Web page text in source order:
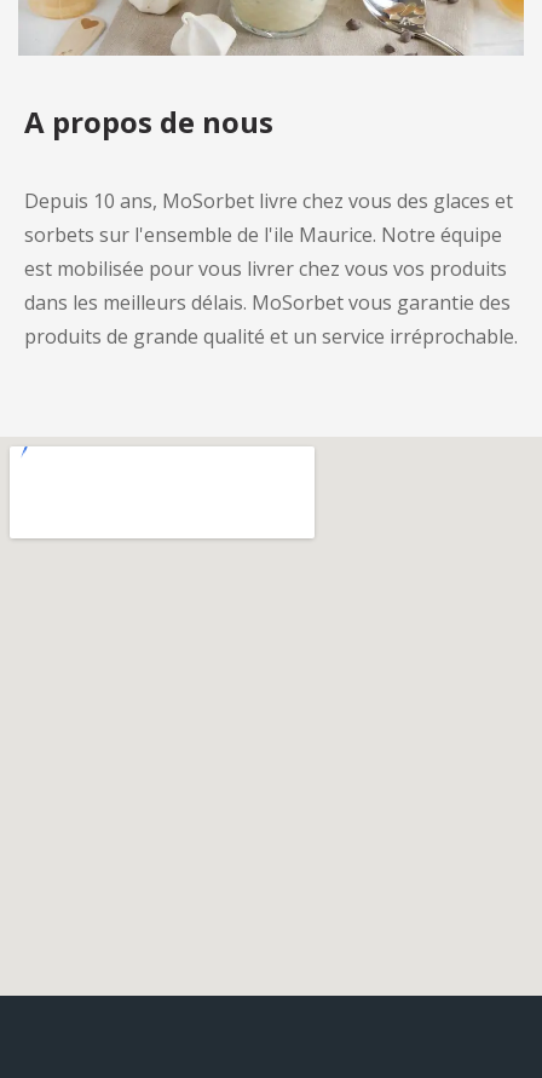
A propos de nous
Depuis 10 ans, MoSorbet livre chez vous des glaces et
sorbets sur l'ensemble de l'ile Maurice. Notre équipe
est mobilisée pour vous livrer chez vous vos produits
dans les meilleurs délais. MoSorbet vous garantie des
produits de grande qualité et un service irréprochable.